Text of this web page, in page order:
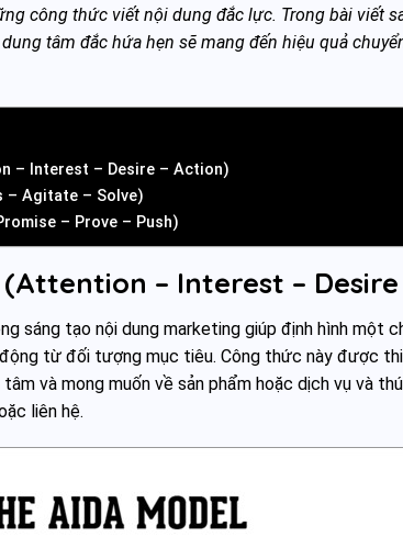
công thức viết nội dung đắc lực. Trong bài viết
tâm đắc hứa hẹn sẽ mang đến hiệu quả
– Interest – Desire – Action)
– Agitate – Solve)
– Prove – Push)
– Interest –
sáng tạo nội dung marketing giúp định hình một
từ đối tượng mục tiêu. Công thức này được
và mong muốn về sản phẩm hoặc dịch vụ và
liên hệ.